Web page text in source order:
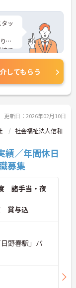
ッ
プ
境で
あ
。
◎資
◎丁
ップ
ポイ
り
してもらう
更新日：2026年02月10日
社会福祉法人信和
績／年間休日
募集
諸手当・夜
賞与込
野春駅」バ